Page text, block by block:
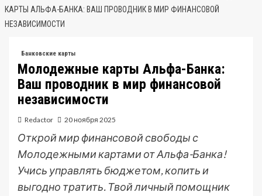
КАРТЫ АЛЬФА-БАНКА: ВАШ ПРОВОДНИК В МИР ФИНАНСОВОЙ
НЕЗАВИСИМОСТИ
Банковские карты
Молодежные карты Альфа-Банка:
Ваш проводник в мир финансовой
независимости
Redactor 20 ноября 2025
Открой мир финансовой свободы с
Молодежными картами от Альфа-Банка!
Учись управлять бюджетом, копить и
выгодно тратить. Твой личный помощник